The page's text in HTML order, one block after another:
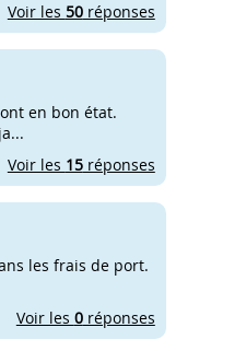
Voir les 50réponses
en bon état.
Voir les 15réponses
les frais de port.
Voir les 0réponses